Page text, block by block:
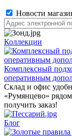
Новости
Коллекции
Комплексный
оперативным
Склад и офис
«Румянцево»
получить заказ!
Блог